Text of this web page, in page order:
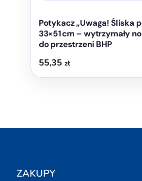
Potykacz „Uwaga! Śliska
33×51 cm – wytrzymały
do przestrzeni BHP
55,35 zł
ZAKUPY